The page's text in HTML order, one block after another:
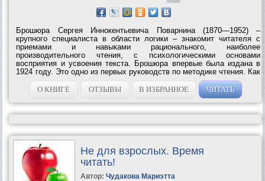
Брошюра Сергея Иннокентьевича Поварнина (1870—1952) –
крупного специалиста в области логики – знакомит читателя с
приемами и навыками рационального, наиболее
производительного чтения, с психологическими основами
восприятия и усвоения текста. Брошюра впервые была издана в
1924 году. Это одно из первых руководств по методике чтения. Как
писал C. И. Пoварнин в предисловии к изданию 1924 года, – это
«краткое введение в искусство чтения»....
О КНИГЕ ОТЗЫВЫ В ИЗБРАННОЕ ЧИТАТЬ
Не для взрослых. Время
читать!
Автор: Чудакова Мариэтта